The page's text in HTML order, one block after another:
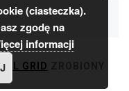
GRID
(ciasteczka).
zgodę na
informacji